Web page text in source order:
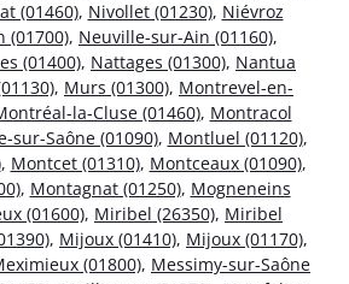
(01460), Nivollet (01230), Niévroz
(01700), Neuville-sur-Ain (01160),
(01400), Nattages (01300), Nantua
, Murs (01300), Montrevel-en-
la-Cluse (01460), Montracol
sur-Saône (01090), Montluel (01120),
, Montcet (01310), Montceaux (01090),
, Montagnat (01250), Mogneneins
(01600), Miribel (26350), Miribel
, Mijoux (01410), Mijoux (01170),
(01800), Messimy-sur-Saône